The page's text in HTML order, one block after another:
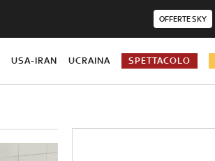
OFFERTE SKY
USA-IRAN UCRAINA SPETTACOLO